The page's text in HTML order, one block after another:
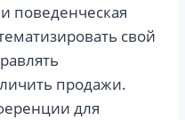
поведенческая
свой
продажи.
для